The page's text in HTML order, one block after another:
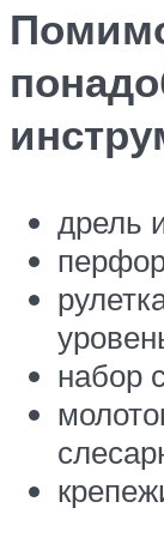
дрель
набор